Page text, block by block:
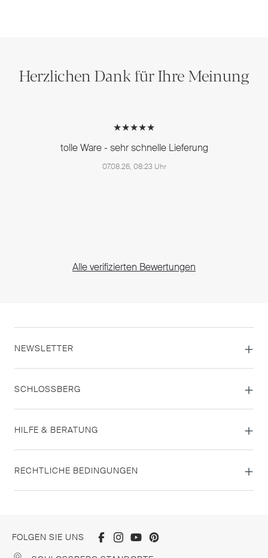
Herzlichen Dank für Ihre Meinung
★★★★★
tolle Ware - sehr schnelle Lieferung
07.08.26, 08:23 Uhr
Alle verifizierten Bewertungen
NEWSLETTER
SCHLOSSBERG
HILFE & BERATUNG
RECHTLICHE BEDINGUNGEN
FOLGEN SIE UNS